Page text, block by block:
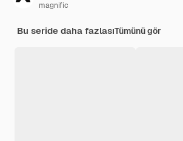
magnific
Bu seride daha fazlasıTümünü gör